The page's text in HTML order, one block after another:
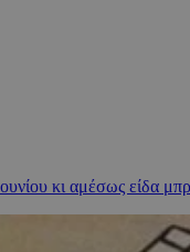
κι αμέσως είδα